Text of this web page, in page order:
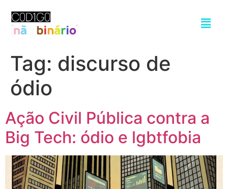
Tag: discurso de
ódio
Ação Civil Pública contra a
Big Tech: ódio e lgbtfobia